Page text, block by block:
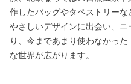
作したバッグやタペストリー
やさしいデザインに出会い、
り、今まであまり使わなかっ
な世界が広がります。